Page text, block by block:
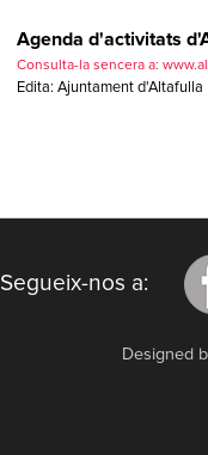
Agenda d'activitats
Consulta-la sencera a:
Edita: Ajuntament d'Altafulla
Segueix-nos a:
Designed